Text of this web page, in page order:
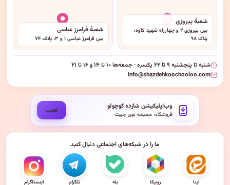
شعبهٔ پیروزی
بین پیروزی ۲ و چهارراه شهید کاوه،
پلاک ۹۸
شعبهٔ فرامرز عباسی
بین فرامرز عباسی ۱ و ۳، پلاک ۷۴
شنبه تا پنجشنبه ۹ تا ۲۲ یکسره · جمعه‌ها ۱۰ تا ۱۴ و ۱۶ تا ۲۱
info@shazdehkoochooloo.com
وب‌اپلیکیشن شازده کوچولو
فروشگاه، همیشه توی جیبت نصب
ما را در شبکه‌های اجتماعی دنبال کنید
ایتا روبیکا بله تلگرام اینستاگرام